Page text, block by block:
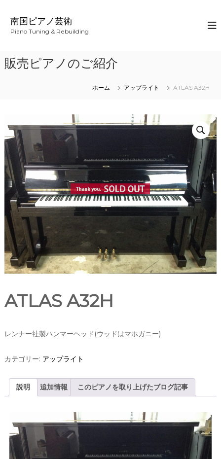
へ
ス
南国ピアノ芸術
Piano Tuning & Rebuilding
販売ピアノのご紹介
ホーム アップライト ATLAS A32H
ATLAS A32H
レンナー社製ハンマーヘッド(ウッドはマホガニー)
カテゴリー: アップライト
説明 追加情報 このピアノを取り上げたブログ記事